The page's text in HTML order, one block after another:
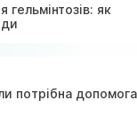
гельмінтозів: як
потрібна допомога